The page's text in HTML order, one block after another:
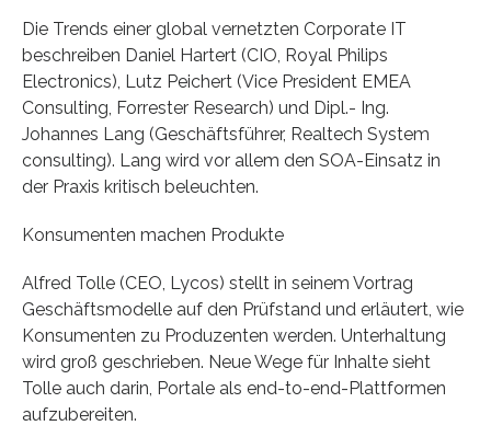
Die Trends einer global vernetzten Corporate IT
beschreiben Daniel Hartert (CIO, Royal Philips
Electronics), Lutz Peichert (Vice President EMEA
Consulting, Forrester Research) und Dipl.- Ing.
Johannes Lang (Geschäftsführer, Realtech System
consulting). Lang wird vor allem den SOA-Einsatz in
der Praxis kritisch beleuchten.
Konsumenten machen Produkte
Alfred Tolle (CEO, Lycos) stellt in seinem Vortrag
Geschäftsmodelle auf den Prüfstand und erläutert, wie
Konsumenten zu Produzenten werden. Unterhaltung
wird groß geschrieben. Neue Wege für Inhalte sieht
Tolle auch darin, Portale als end-to-end-Plattformen
aufzubereiten.